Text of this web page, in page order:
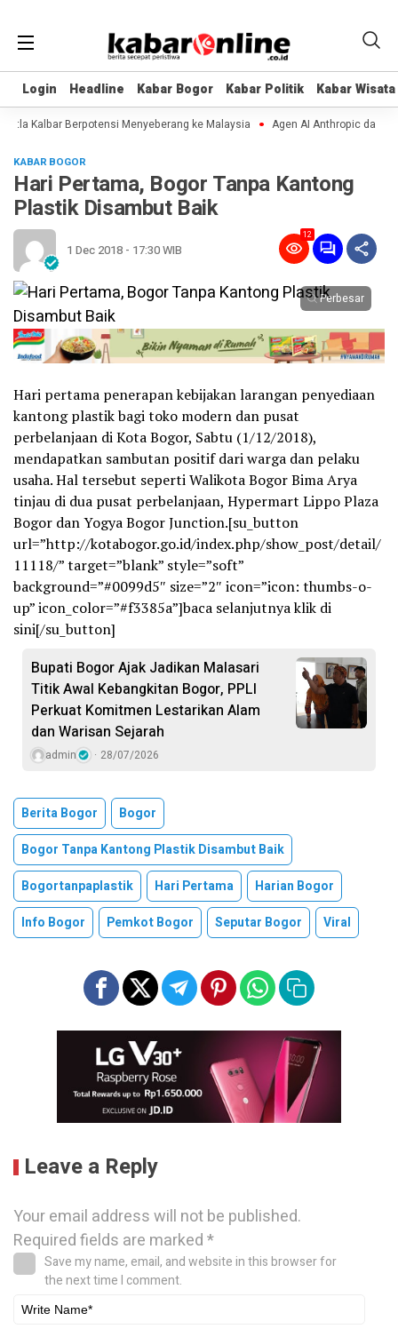
Login Headline Kabar Bogor Kabar Politik Kabar Wisata
Login Headline Kabar Bogor Kabar Politik Kabar Wisata
Kalbar Berpotensi Menyeberang ke Malaysia Agen AI Anthropic dan
KABAR BOGOR
Hari Pertama, Bogor Tanpa Kantong
Plastik Disambut Baik
1 Dec 2018 - 17:30 WIB
12
Perbesar
Hari pertama penerapan kebijakan larangan penyediaan
kantong plastik bagi toko modern dan pusat
perbelanjaan di Kota Bogor, Sabtu (1/12/2018),
mendapatkan sambutan positif dari warga dan pelaku
usaha. Hal tersebut seperti Walikota Bogor Bima Arya
tinjau di dua pusat perbelanjaan, Hypermart Lippo Plaza
Bogor dan Yogya Bogor Junction.[su_button
url=”http://kotabogor.go.id/index.php/show_post/detail/
11118/” target=”blank” style=”soft”
background=”#0099d5″ size=”2″ icon=”icon: thumbs-o-
up” icon_color=”#f3385a”]baca selanjutnya klik di
sini[/su_button]
Bupati Bogor Ajak Jadikan Malasari
Titik Awal Kebangkitan Bogor, PPLI
Perkuat Komitmen Lestarikan Alam
dan Warisan Sejarah
admin 28/07/2026
Berita Bogor
Bogor
Bogor Tanpa Kantong Plastik Disambut Baik
Bogortanpaplastik
Hari Pertama
Harian Bogor
Info Bogor
Pemkot Bogor Seputar Bogor Viral
Leave a Reply
Your email address will not be published.
Required fields are marked*
Save my name, email, and website in this browser for
the next time I comment.